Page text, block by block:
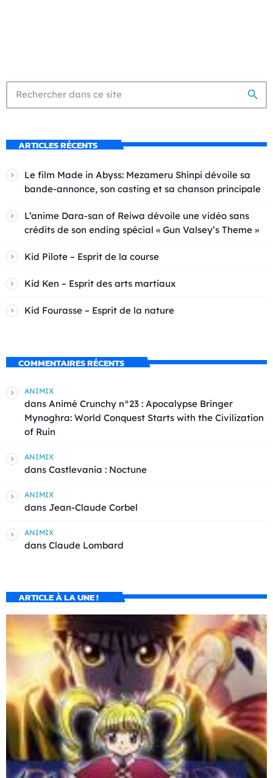
search
ARTICLES RÉCENTS
Le film Made in Abyss: Mezameru Shinpi dévoile sa
bande-annonce, son casting et sa chanson principale
L’anime Dara-san of Reiwa dévoile une vidéo sans
crédits de son ending spécial « Gun Valsey’s Theme »
Kid Pilote – Esprit de la course
Kid Ken – Esprit des arts martiaux
Kid Fourasse – Esprit de la nature
COMMENTAIRES RÉCENTS
ANIMIX
dans Animé Crunchy n°23 : Apocalypse Bringer
Mynoghra: World Conquest Starts with the Civilization
of Ruin
ANIMIX
dans Castlevania : Noctune
ANIMIX
dans Jean-Claude Corbel
ANIMIX
dans Claude Lombard
ARTICLE À LA UNE !